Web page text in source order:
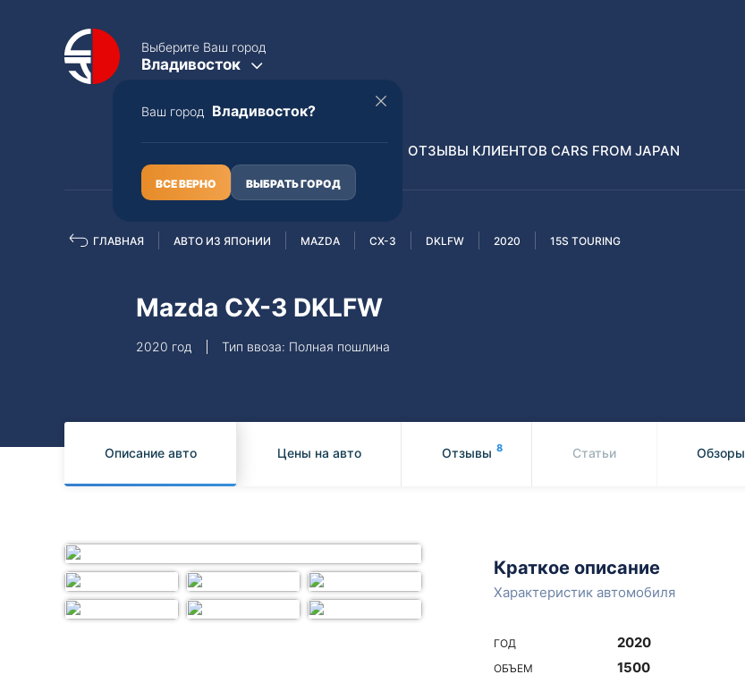
Выберите Ваш город
Владивосток
Ваш город Владивосток?
ВСЕ ВЕРНО ВЫБРАТЬ ГОРОД
Полная пошлина
Subaru
Распилы и конструкторы
ОТЗЫВЫ КЛИЕНТОВ CARS FROM JAPAN
ГЛАВНАЯ АВТО ИЗ ЯПОНИИ MAZDA CX-3 DKLFW 2020 15S TOURING
Mazda CX-3 DKLFW
2020 год Тип ввоза: Полная пошлина
Описание авто Цены на авто Отзывы 8 Статьи Обзоры
Краткое описание
Характеристик автомобиля
ГОД 2020
ОБЪЕМ 1500